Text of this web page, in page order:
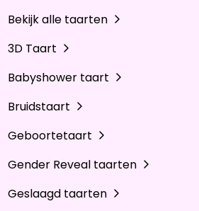
Bekijk alle taarten
3D Taart
Babyshower taart
Bruidstaart
Geboortetaart
Gender Reveal taarten
Geslaagd taarten